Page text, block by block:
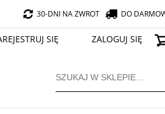
30-DNI NA ZWROT DO
SIĘ ZALOGUJ SIĘ